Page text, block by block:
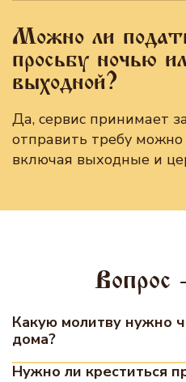
Можно ли
просьбу ночью
выходной?
Да, сервис принимает
отправить требу
включая выходные и
Вопрос
Какую молитву нужно
дома?
Чаще всего читают
Нужно ли креститься